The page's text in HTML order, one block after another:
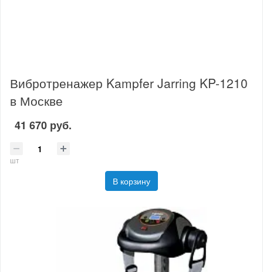
Вибротренажер Kampfer Jarring KP-1210
в Москве
41 670 руб.
шт
В корзину